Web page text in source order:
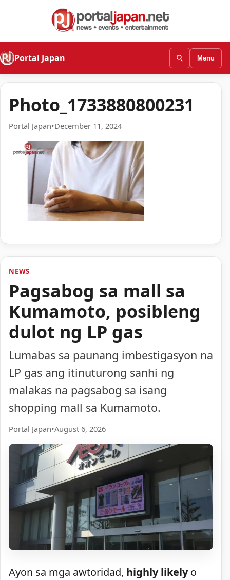
Portal Japan Menu
Photo_1733880800231
Portal Japan•December 11, 2024
NEWS
Pagsabog sa mall sa
Kumamoto, posibleng
dulot ng LP gas
Lumabas sa paunang imbestigasyon na
LP gas ang itinuturong sanhi ng
malakas na pagsabog sa isang
shopping mall sa Kumamoto.
Portal Japan•August 6, 2026
Ayon sa mga awtoridad, highly likelyo